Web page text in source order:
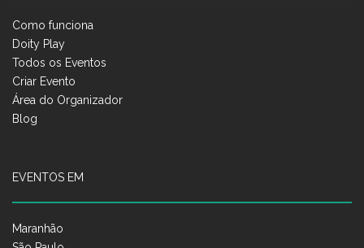
Como funciona
Doity Play
Todos os Eventos
Criar Evento
Área do Organizador
Blog
EVENTOS EM
Maranhão